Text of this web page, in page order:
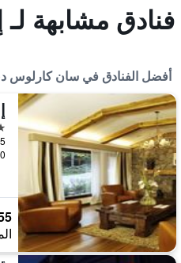
فنادق مشابهة
أفضل الفنادق في سان كارلوس
5 نجوم
0.0